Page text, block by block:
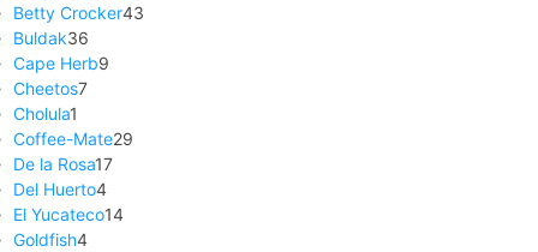
Betty Crocker43
Buldak36
Cape Herb9
Cheetos7
Cholula1
Coffee-Mate29
De la Rosa17
Del Huerto4
El Yucateco14
Goldfish4